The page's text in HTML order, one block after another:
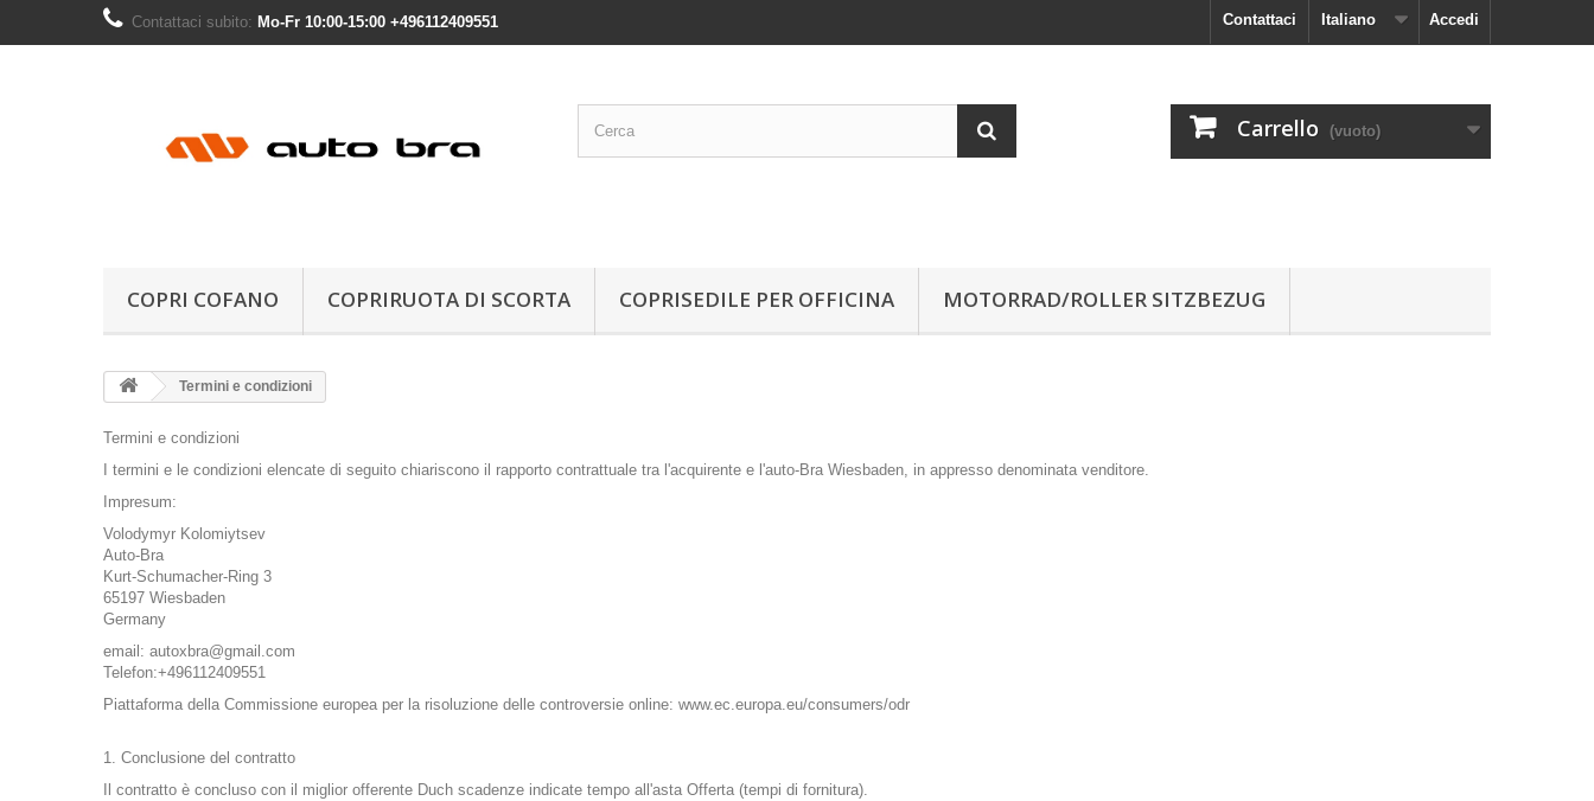
Accedi
Italiano
Contattaci
Contattaci subito: Mo-Fr 10:00-15:00 +496112409551
Carrello (vuoto)
COPRI COFANO COPRIRUOTA DI SCORTA COPRISEDILE PER OFFICINA MOTORRAD/ROLLER SITZBEZUG
Termini e condizioni
Termini e condizioni
I termini e le condizioni elencate di seguito chiariscono il rapporto contrattuale tra l'acquirente e l'auto-Bra Wiesbaden, in appresso denominata venditore.
Impresum:
Volodymyr Kolomiytsev
Auto-Bra
Kurt-Schumacher-Ring 3
65197 Wiesbaden
Germany
email: autoxbra@gmail.com
Telefon:+496112409551
Piattaforma della Commissione europea per la risoluzione delle controversie online: www.ec.europa.eu/consumers/odr
1. Conclusione del contratto
Il contratto è concluso con il miglior offerente Duch scadenze indicate tempo all'asta Offerta (tempi di fornitura).